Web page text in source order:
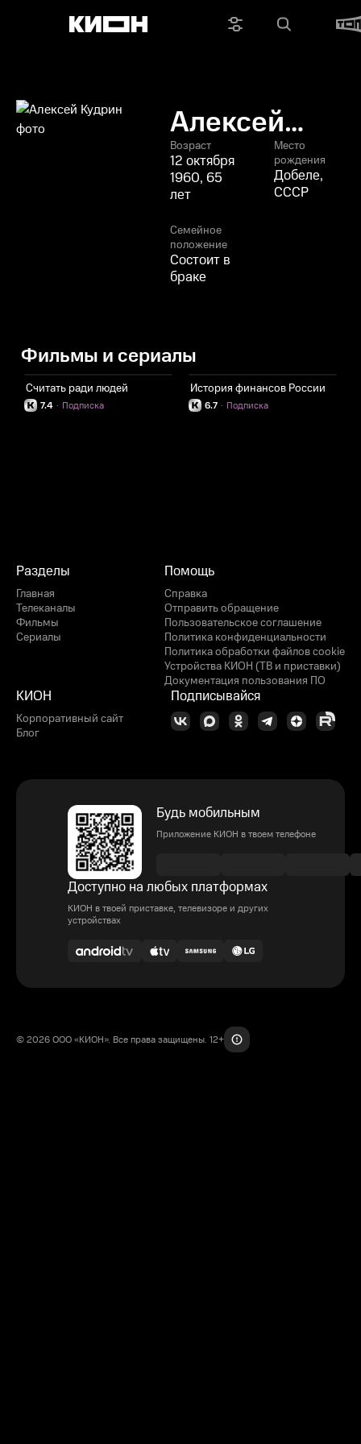
Алексей
Кудрин
Возраст
12 октября
1960, 65
лет
Место
рождения
Добеле,
СССР
Семейное
положение
Состоит в
браке
Фильмы и сериалы
Считать ради людей
7.4 Подписка
·
История финансов России
6.7 Подписка
·
Разделы
Главная
Телеканалы
Фильмы
Сериалы
Помощь
Справка
Отправить обращение
Пользовательское соглашение
Политика конфиденциальности
Политика обработки файлов cookie
Устройства КИОН (ТВ и приставки)
Документация пользования ПО
КИОН
Корпоративный сайт
Блог
Подписывайся
Будь мобильным
Приложение КИОН в твоем телефоне
Доступно на любых платформах
КИОН в твоей приставке, телевизоре и других
устройствах
© 2026 ООО «КИОН». Все права защищены. 12+